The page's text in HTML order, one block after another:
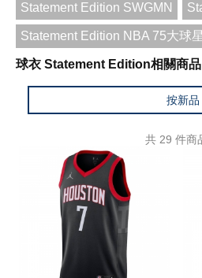
Statement Edition SWGMN
Statement Edition NBA 75大球星
球衣 Statement Edition相關商品
按新品
共 29 件商